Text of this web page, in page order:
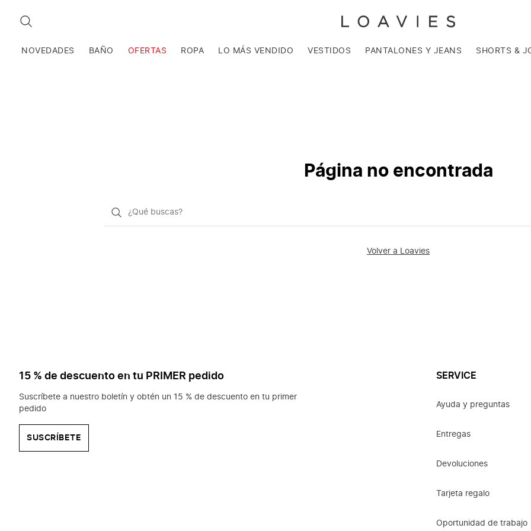
BUSCAR
NOVEDADES BAÑO OFERTAS ROPA LO MÁS VENDIDO VESTIDOS PANTALONES Y JEANS SHORTS &
Página no encontrada
¿Qué
Volver a Loavies
15 % de descuento en tu PRIMER pedido
Suscríbete a nuestro boletín y obtén un 15 % de descuento en tu primer
pedido
SUSCRÍBETE
SERVICE
Ayuda y preguntas
Entregas
Devoluciones
Tarjeta regalo
Oportunidad de trabajo